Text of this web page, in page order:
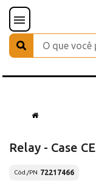
Relay - Case CE
Cód./PN 72217466